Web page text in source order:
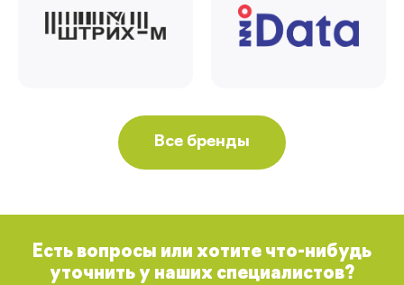
Все бренды
Есть вопросы или хотите что-нибудь
уточнить у наших специалистов?